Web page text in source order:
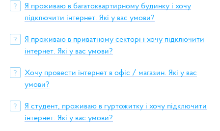
?
Я проживаю в багатоквартирному будинку і хочу
підключити інтернет. Які у вас умови?
?
Я проживаю в приватному секторі і хочу підключити
інтернет. Які у вас умови?
?
Хочу провести інтернет в офіс / магазин. Які у вас
умови?
?
Я студент, проживаю в гуртожитку і хочу підключити
інтернет. Які у вас умови?